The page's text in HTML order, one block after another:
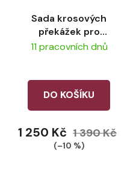
Sada krosových
překážek pro
plyšového koně
11 pracovních dnů
DO KOŠÍKU
1 250 Kč 1 390 Kč
(–10 %)